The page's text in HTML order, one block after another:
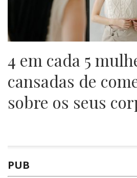
4 em cada 5
cansadas de
sobre os seus
PUB